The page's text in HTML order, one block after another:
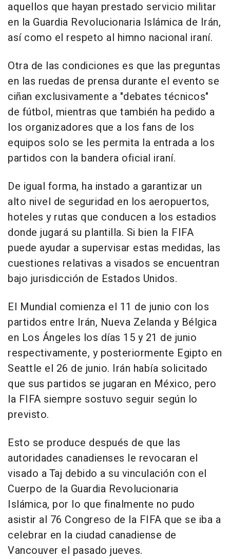
aquellos que hayan prestado servicio militar
en la Guardia Revolucionaria Islámica de Irán,
así como el respeto al himno nacional iraní.
Otra de las condiciones es que las preguntas
en las ruedas de prensa durante el evento se
ciñan exclusivamente a "debates técnicos"
de fútbol, mientras que también ha pedido a
los organizadores que a los fans de los
equipos solo se les permita la entrada a los
partidos con la bandera oficial iraní.
De igual forma, ha instado a garantizar un
alto nivel de seguridad en los aeropuertos,
hoteles y rutas que conducen a los estadios
donde jugará su plantilla. Si bien la FIFA
puede ayudar a supervisar estas medidas, las
cuestiones relativas a visados se encuentran
bajo jurisdicción de Estados Unidos.
El Mundial comienza el 11 de junio con los
partidos entre Irán, Nueva Zelanda y Bélgica
en Los Ángeles los días 15 y 21 de junio
respectivamente, y posteriormente Egipto en
Seattle el 26 de junio. Irán había solicitado
que sus partidos se jugaran en México, pero
la FIFA siempre sostuvo seguir según lo
previsto.
Esto se produce después de que las
autoridades canadienses le revocaran el
visado a Taj debido a su vinculación con el
Cuerpo de la Guardia Revolucionaria
Islámica, por lo que finalmente no pudo
asistir al 76 Congreso de la FIFA que se iba a
celebrar en la ciudad canadiense de
Vancouver el pasado jueves.